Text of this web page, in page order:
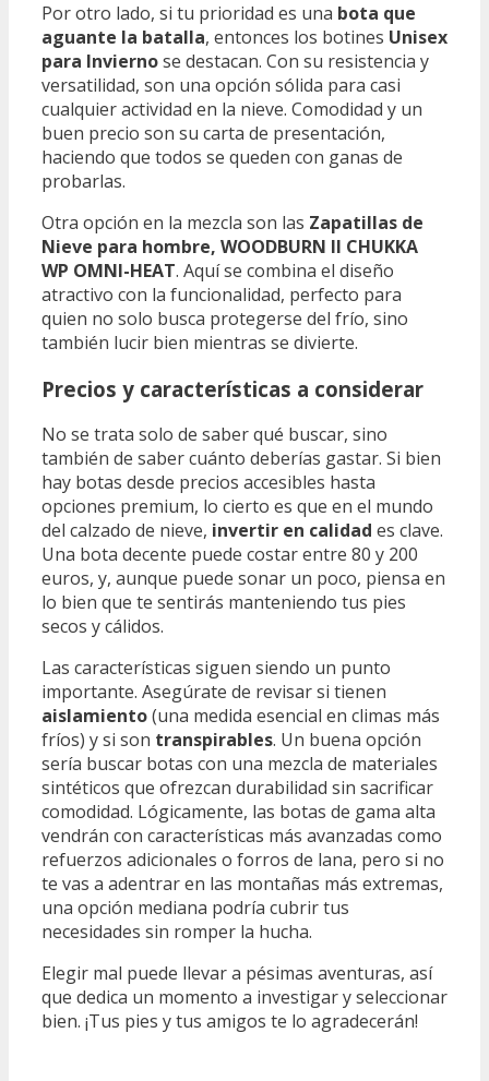
Por otro lado, si tu prioridad es una bota que
aguante la batalla, entonces los botines Unisex
para Inviernose destacan. Con su resistencia y
versatilidad, son una opción sólida para casi
cualquier actividad en la nieve. Comodidad y un
buen precio son su carta de presentación,
haciendo que todos se queden con ganas de
probarlas.
Otra opción en la mezcla son las Zapatillas de
Nieve para hombre, WOODBURN II CHUKKA
WP OMNI-HEAT. Aquí se combina el diseño
atractivo con la funcionalidad, perfecto para
quien no solo busca protegerse del frío, sino
también lucir bien mientras se divierte.
Precios y características a considerar
No se trata solo de saber qué buscar, sino
también de saber cuánto deberías gastar. Si bien
hay botas desde precios accesibles hasta
opciones premium, lo cierto es que en el mundo
del calzado de nieve, invertir en calidad es clave.
Una bota decente puede costar entre 80 y 200
euros, y, aunque puede sonar un poco, piensa en
lo bien que te sentirás manteniendo tus pies
secos y cálidos.
Las características siguen siendo un punto
importante. Asegúrate de revisar si tienen
aislamiento(una medida esencial en climas más
fríos) y si son transpirables. Un buena opción
sería buscar botas con una mezcla de materiales
sintéticos que ofrezcan durabilidad sin sacrificar
comodidad. Lógicamente, las botas de gama alta
vendrán con características más avanzadas como
refuerzos adicionales o forros de lana, pero si no
te vas a adentrar en las montañas más extremas,
una opción mediana podría cubrir tus
necesidades sin romper la hucha.
Elegir mal puede llevar a pésimas aventuras, así
que dedica un momento a investigar y seleccionar
bien. ¡Tus pies y tus amigos te lo agradecerán!